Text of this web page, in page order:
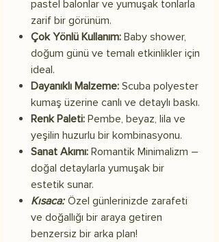
pastel balonlar ve yumuşak tonlarla
zarif bir görünüm.
Çok Yönlü Kullanım: Baby shower,
doğum günü ve temalı etkinlikler için
ideal.
Dayanıklı Malzeme: Scuba polyester
kumaş üzerine canlı ve detaylı baskı.
Renk Paleti: Pembe, beyaz, lila ve
yeşilin huzurlu bir kombinasyonu.
Sanat Akımı: Romantik Minimalizm –
doğal detaylarla yumuşak bir
estetik sunar.
Kısaca: Özel günlerinizde zarafeti
ve doğallığı bir araya getiren
benzersiz bir arka plan!